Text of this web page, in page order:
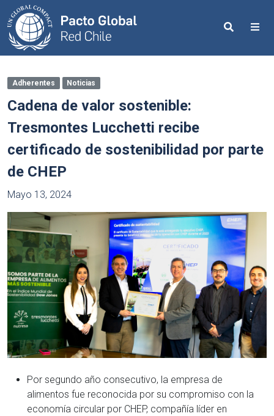
Search
Adherentes Noticias
Cadena de valor sostenible:
Tresmontes Lucchetti recibe
certificado de sostenibilidad por parte
de CHEP
Mayo 13, 2024
Por segundo año consecutivo, la empresa de
alimentos fue reconocida por su compromiso con la
economía circular por CHEP, compañía líder en